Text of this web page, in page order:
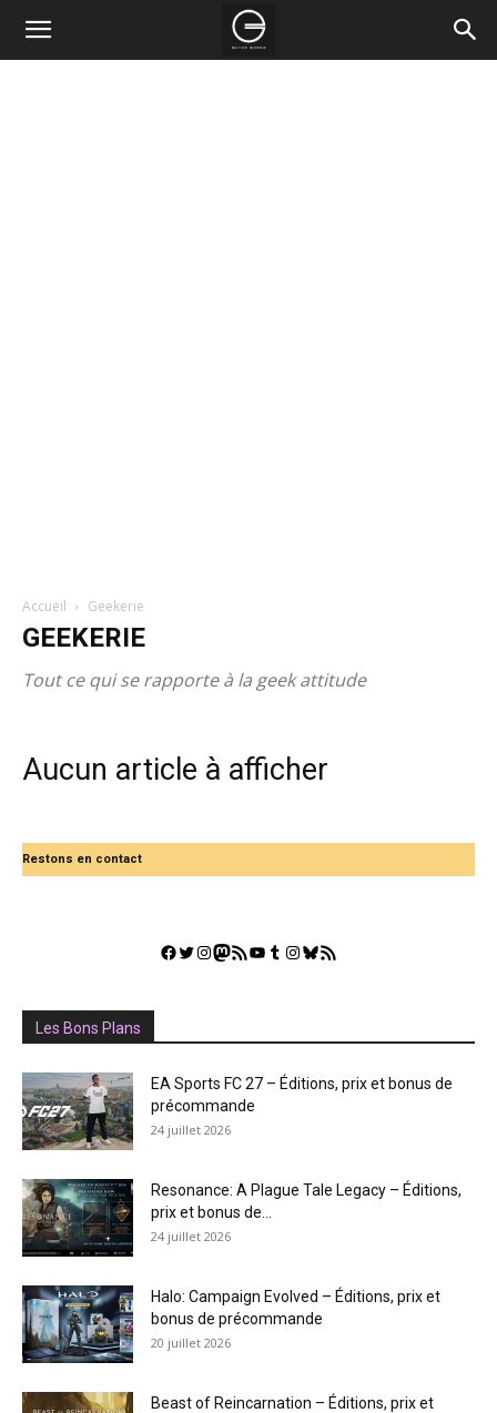
Accueil Geekerie
GEEKERIE
Tout ce qui se rapporte à la geek attitude
Aucun article à afficher
Restons en contact
Facebook
Twitter
Instagram
Mastodon
Flux RSSYouTube
Tumblr
Instagram
Bluesky
GestGame
Les Bons Plans
EA Sports FC 27 – Éditions, prix et bonus de
précommande
24 juillet 2026
Resonance: A Plague Tale Legacy – Éditions,
prix et bonus de...
24 juillet 2026
Halo: Campaign Evolved – Éditions, prix et
bonus de précommande
20 juillet 2026
Beast of Reincarnation – Éditions, prix et